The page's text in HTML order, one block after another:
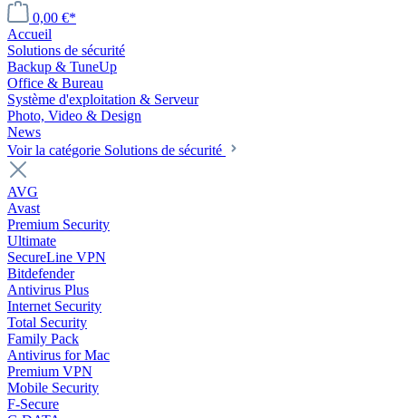
0,00 €*
Accueil
Solutions de sécurité
Backup & TuneUp
Office & Bureau
Système d'exploitation & Serveur
Photo, Video & Design
News
Voir la catégorie Solutions de sécurité
AVG
Avast
Premium Security
Ultimate
SecureLine VPN
Bitdefender
Antivirus Plus
Internet Security
Total Security
Family Pack
Antivirus for Mac
Premium VPN
Mobile Security
F-Secure